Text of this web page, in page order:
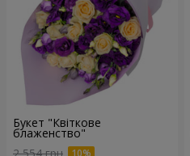
Букет "Квіткове
блаженство"